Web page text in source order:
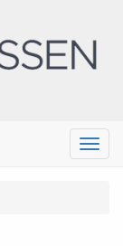
Menu